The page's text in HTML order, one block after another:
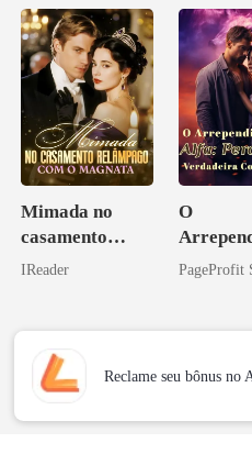
Mimada no
casamento
relâmpago com
IReader
O
o do
PageProfit
Reclame seu bônus no